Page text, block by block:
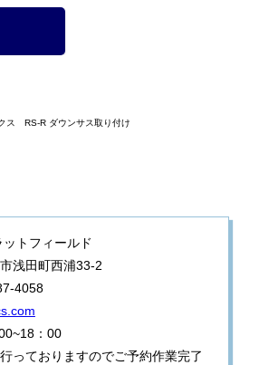
ス RS-R ダウンサス取り付け
トフィールド
浅田町西浦33-2
4058
：00
っておりますのでご予約作業完了